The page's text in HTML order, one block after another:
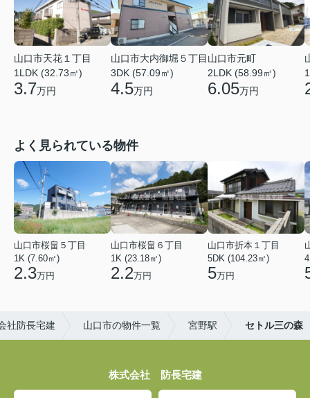
山口市天花１丁目
1LDK (32.73㎡)
3.7万円
山口市大内御堀５丁目
3DK (57.09㎡)
4.5万円
山口市元町
2LDK (58.99㎡)
6.05万円
よく見られている物件
山口市桜畠５丁目
1K (7.60㎡)
2.3万円
山口市桜畠６丁目
1K (23.18㎡)
2.2万円
山口市折本１丁目
5DK (104.23㎡)
5万円
社防長宅建 山口市の物件一覧 宮野駅 セトル三の森
株式会社 防長宅建